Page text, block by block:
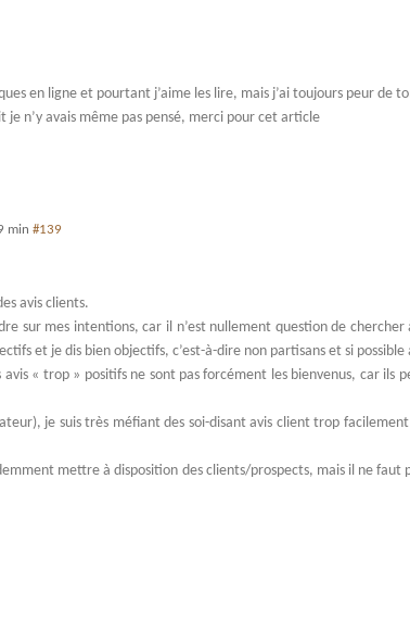
en ligne et pourtant j’aime les lire, mais j’ai toujours peur de
n’y avais même pas pensé, merci pour cet article
min #139
avis clients.
sur mes intentions, car il n’est nullement question de
et je dis bien objectifs, c’est-à-dire non partisans et si
avis « trop » positifs ne sont pas forcément les bienvenus, car ils
je suis très méfiant des soi-disant avis client trop
mettre à disposition des clients/prospects, mais il ne